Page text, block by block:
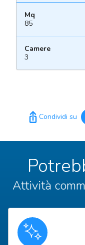
Mq
85
Camere
3
Condividi su
Attività